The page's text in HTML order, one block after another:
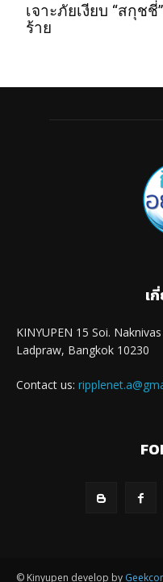
เจาะภัยเงียบ “สกุช
ร้าย
เ
KINYUPEN 15 Soi.
Ladpraw, Bangkok 10230
Contact us:
© Kinyupen develop by